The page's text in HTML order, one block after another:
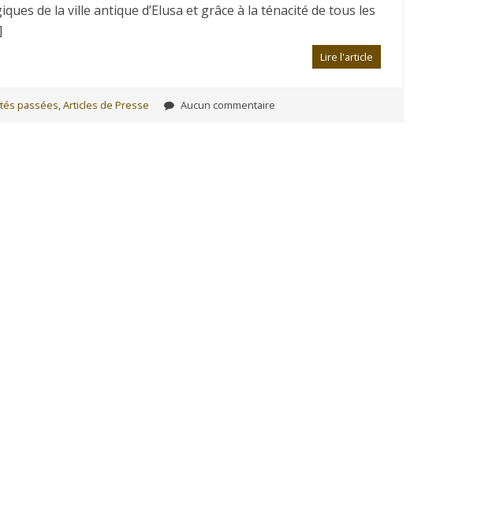
de la ville antique d’Elusa et grâce à la ténacité de tous les
Lire l'article
passées Articles de Presse Aucun commentaire